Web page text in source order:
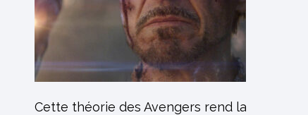
Cette théorie des Avengers rend la